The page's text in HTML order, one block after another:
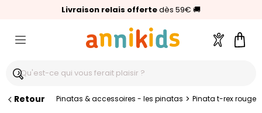
Livraison relais offertedès 59€ 🚚
🥇Palmarès Capital 2025 :Annikids N°1
⭐⭐⭐⭐⭐4,6/5(24 000 avis clients)
Compte
Retour Pinatas & accessoires - les pinatas > Pinata t-rex rouge